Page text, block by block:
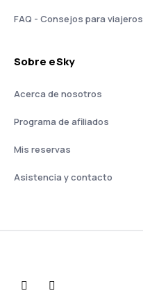
FAQ - Consejos para viajeros
Sobre eSky
Acerca de nosotros
Programa de afiliados
Mis reservas
Asistencia y contacto